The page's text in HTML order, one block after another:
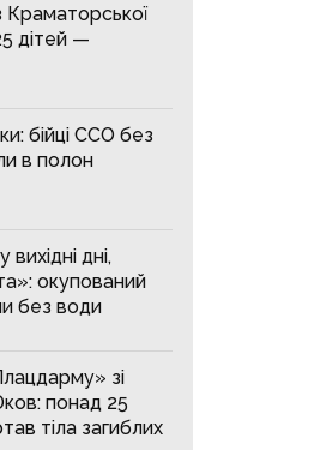
Краматорської
дітей —
бійці ССО без
в полон
дні,
окупований
без води
зі
понад 25
тіла загиблих